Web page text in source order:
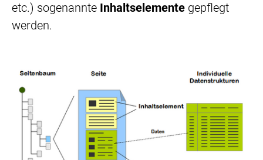
etc.) sogenannte Inhaltselemente gepflegt
werden.